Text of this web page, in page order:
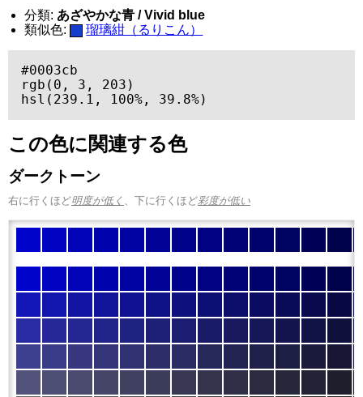
分類: あざやかな青 / Vivid blue
類似色:
瑠璃紺（るりこん）
#0003cb
rgb(0, 3, 203)
hsl(239.1, 100%, 39.8%)
この色に関連する色
ダークトーン
右に行くほど明度が低く 、下に行くほど彩度が低い